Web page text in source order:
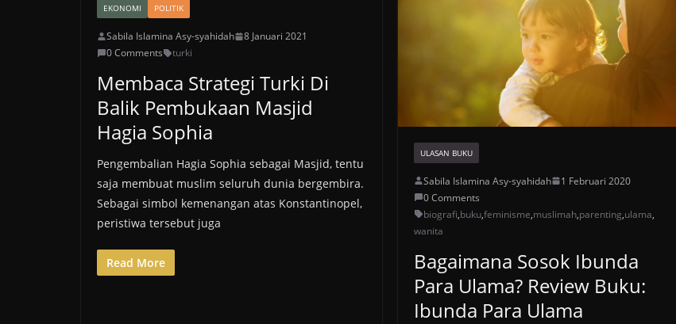
EKONOMI POLITIK
Sabila Islamina Asy-syahidah
8 Januari 2021
0 Comments
turki
Membaca Strategi Turki Di
Balik Pembukaan Masjid
Hagia Sophia
Pengembalian Hagia Sophia sebagai Masjid, tentu
saja membuat muslim seluruh dunia bergembira.
Sebagai simbol kemenangan atas Konstantinopel,
peristiwa tersebut juga
Read More
ULASAN BUKU
Sabila Islamina Asy-syahidah
1 Februari 2020
0 Comments
biografi,buku,feminisme,muslimah,parenting,ulama,
wanita
Bagaimana Sosok Ibunda
Para Ulama? Review Buku:
Ibunda Para Ulama